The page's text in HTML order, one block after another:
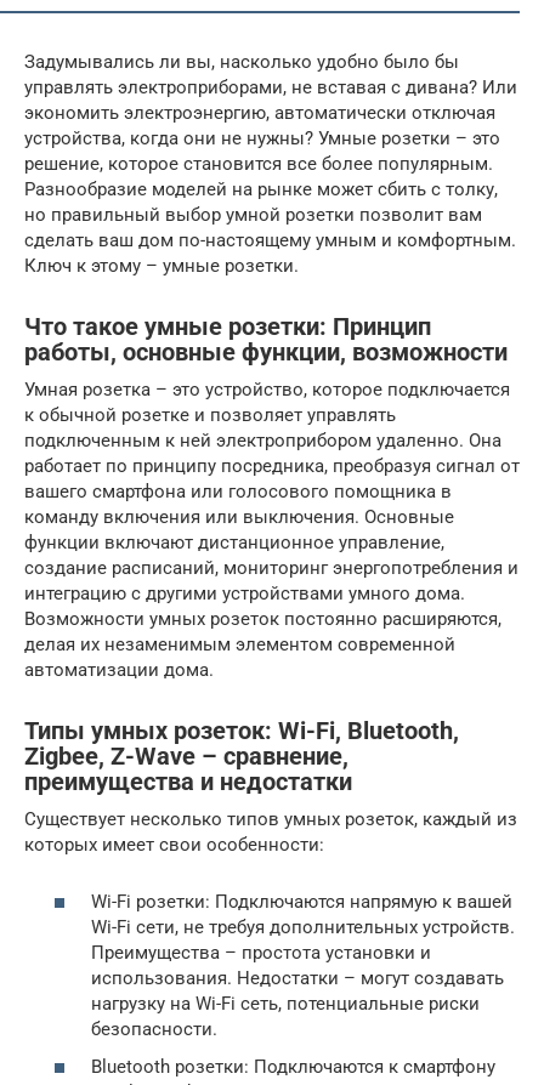
Задумывались ли вы, насколько удобно было бы
управлять электроприборами, не вставая с дивана? Или
экономить электроэнергию, автоматически отключая
устройства, когда они не нужны? Умные розетки – это
решение, которое становится все более популярным.
Разнообразие моделей на рынке может сбить с толку,
но правильный выбор умной розетки позволит вам
сделать ваш дом по-настоящему умным и комфортным.
Ключ к этому – умные розетки.
Что такое умные розетки: Принцип
работы, основные функции, возможности
Умная розетка – это устройство, которое подключается
к обычной розетке и позволяет управлять
подключенным к ней электроприбором удаленно. Она
работает по принципу посредника, преобразуя сигнал от
вашего смартфона или голосового помощника в
команду включения или выключения. Основные
функции включают дистанционное управление,
создание расписаний, мониторинг энергопотребления и
интеграцию с другими устройствами умного дома.
Возможности умных розеток постоянно расширяются,
делая их незаменимым элементом современной
автоматизации дома.
Типы умных розеток: Wi-Fi, Bluetooth,
Zigbee, Z-Wave – сравнение,
преимущества и недостатки
Существует несколько типов умных розеток, каждый из
которых имеет свои особенности:
Wi-Fi розетки: Подключаются напрямую к вашей
Wi-Fi сети, не требуя дополнительных устройств.
Преимущества – простота установки и
использования. Недостатки – могут создавать
нагрузку на Wi-Fi сеть, потенциальные риски
безопасности.
Bluetooth розетки: Подключаются к смартфону